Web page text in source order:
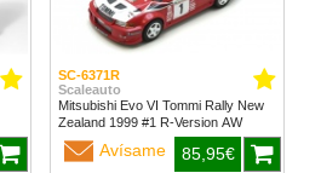
SC-6371R
Scaleauto
Mitsubishi Evo VI Tommi Rally New
Zealand 1999 #1 R-Version AW
Avísame 85,95€